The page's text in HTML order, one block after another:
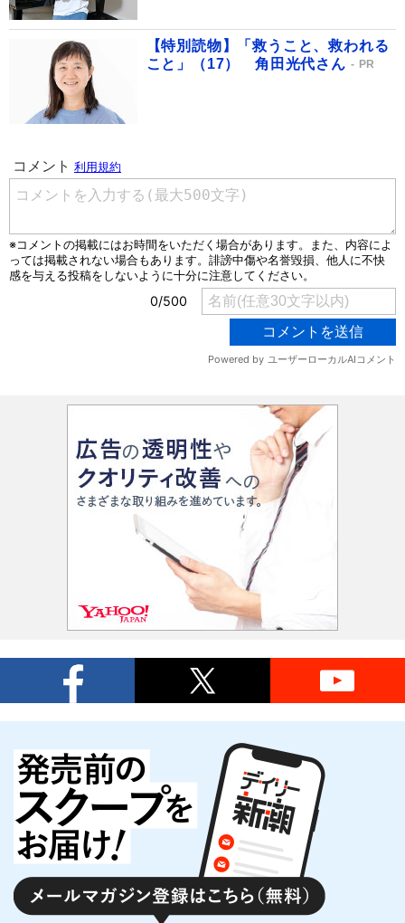
【特別読物】「救うこと、救われる
こと」（17） 角田光代さん
PR